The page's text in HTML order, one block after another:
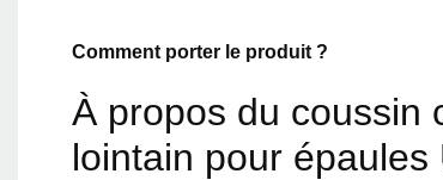
Comment porter le produit ?
À propos du coussin
lointain pour épaules